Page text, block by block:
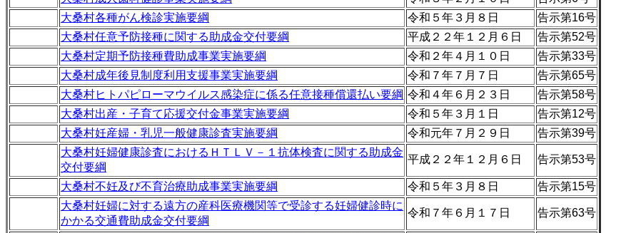
大桑村各種がん検診実施要綱
令和５年３月８日
告示第16号
大桑村任意予防接種に関する助成金交付要綱
平成２２年１２月６日
告示第52号
大桑村定期予防接種費助成事業実施要綱
令和２年４月１０日
告示第33号
大桑村成年後見制度利用支援事業実施要綱
令和７年７月７日
告示第65号
大桑村ヒトパピローマウイルス感染症に係る任意接種償還払い要綱 令和４年６月２３日
告示第58号
大桑村出産・子育て応援交付金事業実施要綱
令和５年３月１日
告示第12号
大桑村妊産婦・乳児一般健康診査実施要綱
令和元年７月２９日
告示第39号
大桑村妊婦健康診査におけるＨＴＬＶ－１抗体検査に関する助成金
交付要綱
平成２２年１２月６日 告示第53号
大桑村不妊及び不育治療助成事業実施要綱 令和５年３月８日
告示第15号
大桑村妊婦に対する遠方の産科医療機関等で受診する妊婦健診時に
かかる交通費助成金交付要綱
令和７年６月１７日 告示第63号